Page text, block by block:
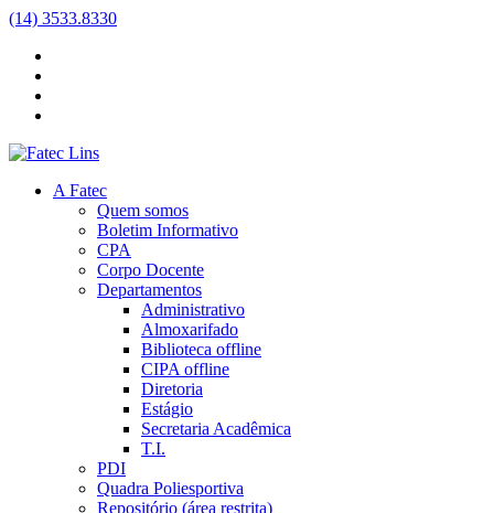
(14) 3533.8330
A Fatec
Quem somos
Boletim Informativo
CPA
Corpo Docente
Departamentos
Administrativo
Almoxarifado
Biblioteca offline
CIPA offline
Diretoria
Estágio
Secretaria Acadêmica
T.I.
PDI
Quadra Poliesportiva
Repositório (área restrita)